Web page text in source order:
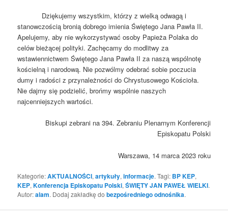
Dziękujemy wszystkim, którzy z wielką odwagą i
stanowczością bronią dobrego imienia Świętego Jana Pawła II.
Apelujemy, aby nie wykorzystywać osoby Papieża Polaka do
celów bieżącej polityki. Zachęcamy do modlitwy za
wstawiennictwem Świętego Jana Pawła II za naszą wspólnotę
kościelną i narodową. Nie pozwólmy odebrać sobie poczucia
dumy i radości z przynależności do Chrystusowego Kościoła.
Nie dajmy się podzielić, brońmy wspólnie naszych
najcenniejszych wartości.
Biskupi zebrani na 394. Zebraniu Plenarnym Konferencji
Episkopatu Polski
Warszawa, 14 marca 2023 roku
Kategorie:AKTUALNOŚCI,artykuły,informacje. Tagi: BP KEP,
KEP,Konferencja Episkopatu Polski,ŚWIĘTY JAN PAWEŁ WIELKI.
Autor:alam. Dodaj zakładkę dobezpośredniego odnośnika.